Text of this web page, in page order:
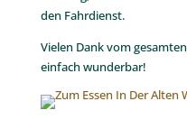
den Fahrdienst.
Vielen Dank vom gesamten
einfach wunderbar!